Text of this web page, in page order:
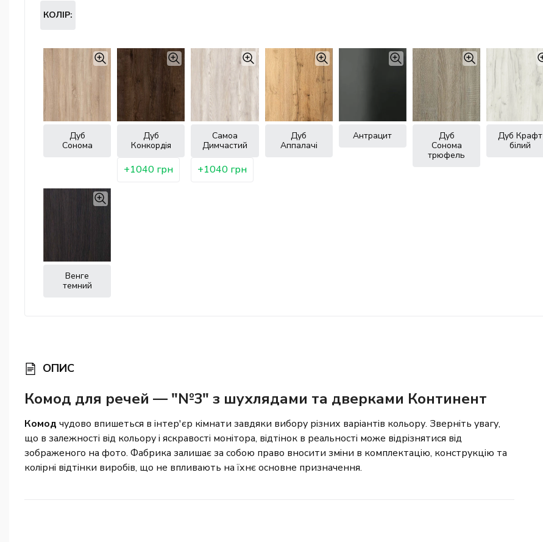
КОЛІР:
Дуб
Сонома
Дуб
Конкордія
+1040 грн
Самоа
Димчастий
+1040 грн
Дуб
Аппалачі
Антрацит
Дуб
Сонома
трюфель
Дуб Крафт
білий
Венге
темний
ОПИС
Комод для речей — "№3" з шухлядами та дверками Континент
Комод чудово впишеться в інтер'єр кімнати завдяки вибору різних варіантів кольору. Зверніть увагу,
що в залежності від кольору і яскравості монітора, відтінок в реальності може відрізнятися від
зображеного на фото. Фабрика залишає за собою право вносити зміни в комплектацію, конструкцію та
колірні відтінки виробів, що не впливають на їхнє основне призначення.